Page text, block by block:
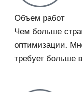
Объем работ
Чем больше
оптимизации.
требует больше